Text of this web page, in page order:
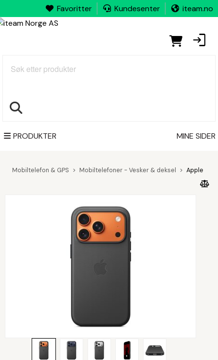
Favoritter Kundesenter iteam.no
Søk
PRODUKTER MINE SIDER
Mobiltelefon & GPS Mobiltelefoner - Vesker & deksel Apple